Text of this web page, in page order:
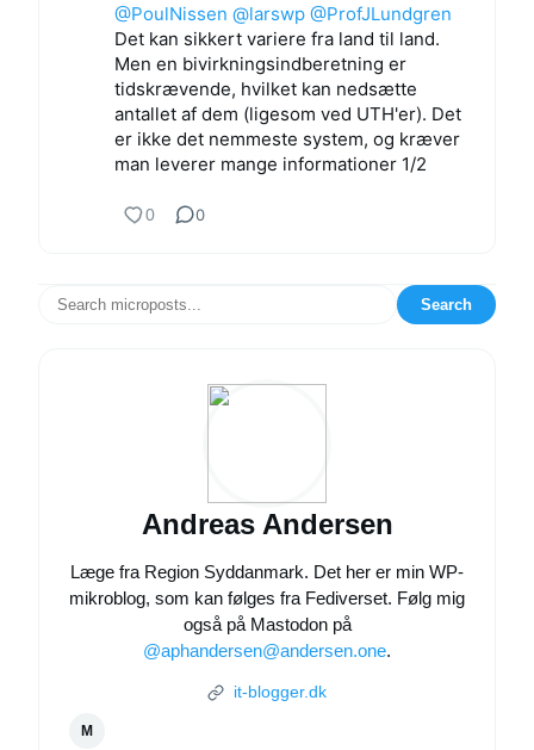
@PoulNissen @larswp @ProfJLundgren
Det kan sikkert variere fra land til land.
Men en bivirkningsindberetning er
tidskrævende, hvilket kan nedsætte
antallet af dem (ligesom ved UTH'er). Det
er ikke det nemmeste system, og kræver
man leverer mange informationer 1/2
0 0
Search
Andreas Andersen
Læge fra Region Syddanmark. Det her er min WP-
mikroblog, som kan følges fra Fediverset. Følg mig
også på Mastodon på
@aphandersen@andersen.one.
it-blogger.dk
M